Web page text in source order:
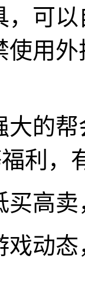
，可
使用
大的
利，
买高
戏动